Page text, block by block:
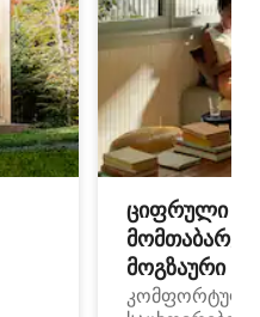
ციფრული
მოგზაური
კომფორტული